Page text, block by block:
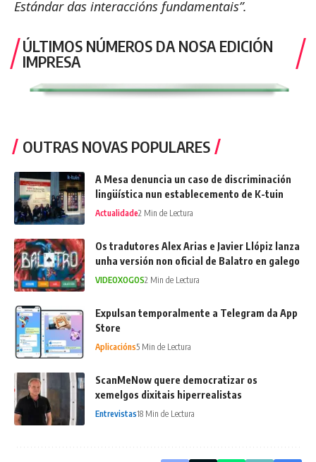
Estándar das interaccións fundamentais”.
ÚLTIMOS NÚMEROS DA NOSA EDICIÓN
IMPRESA
OUTRAS NOVAS POPULARES
A Mesa denuncia un caso de discriminación
lingüística nun establecemento de K-tuin
Actualidade2 Min de Lectura
Os tradutores Alex Arias e Javier Llópiz lanza
unha versión non oficial de Balatro en galego
VIDEOXOGOS2 Min de Lectura
Expulsan temporalmente a Telegram da App
Store
Aplicacións5 Min de Lectura
ScanMeNow quere democratizar os
xemelgos dixitais hiperrealistas
Entrevistas18 Min de Lectura